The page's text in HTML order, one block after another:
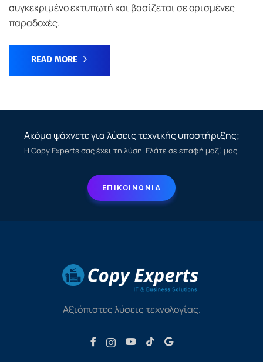
συγκεκριμένο εκτυπωτή και βασίζεται σε ορισμένες
παραδοχές.
READ MORE
Ακόμα ψάχνετε για λύσεις τεχνικής υποστήριξης;
Η Copy Experts σας έχει τη λύση. Ελάτε σε επαφή μαζί μας.
ΕΠΙΚΟΙΝΩΝΙΑ
Αξιόπιστες λύσεις τεχνολογίας.